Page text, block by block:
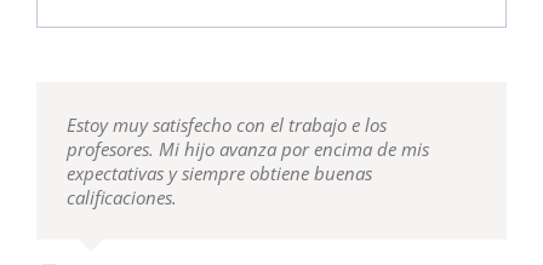
Estoy muy satisfecho con el trabajo e los
profesores. Mi hijo avanza por encima de mis
expectativas y siempre obtiene buenas
calificaciones.